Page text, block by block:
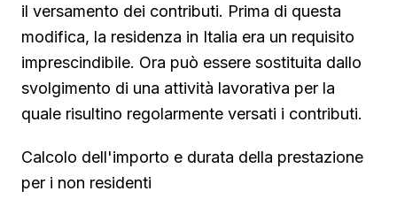
il versamento dei contributi. Prima di questa
modifica, la residenza in Italia era un requisito
imprescindibile. Ora può essere sostituita dallo
svolgimento di una attività lavorativa per la
quale risultino regolarmente versati i contributi.
Calcolo dell'importo e durata della prestazione
per i non residenti